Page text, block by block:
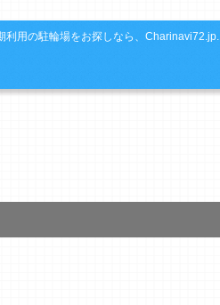
利用の駐輪場をお探しなら、Charinavi72.jp.